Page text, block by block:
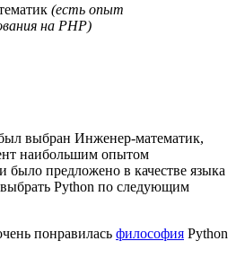
(есть опыт
на PHP)
выбран Инженер-математик,
наибольшим опытом
предложено в качестве языка
Python по следующим
понравилась философия Python